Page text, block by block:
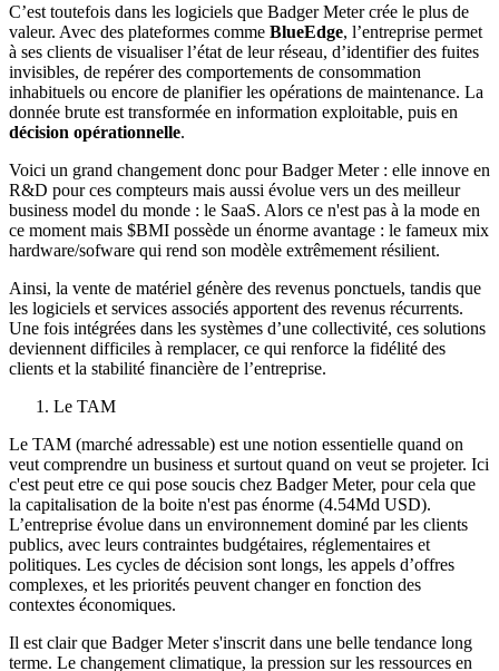
C’est toutefois dans les logiciels que Badger Meter crée le plus de
valeur. Avec des plateformes comme BlueEdge, l’entreprise permet
à ses clients de visualiser l’état de leur réseau, d’identifier des fuites
invisibles, de repérer des comportements de consommation
inhabituels ou encore de planifier les opérations de maintenance. La
donnée brute est transformée en information exploitable, puis en
décision opérationnelle.
Voici un grand changement donc pour Badger Meter : elle innove en
R&D pour ces compteurs mais aussi évolue vers un des meilleur
business model du monde : le SaaS. Alors ce n'est pas à la mode en
ce moment mais $BMI possède un énorme avantage : le fameux mix
hardware/sofware qui rend son modèle extrêmement résilient.
Ainsi, la vente de matériel génère des revenus ponctuels, tandis que
les logiciels et services associés apportent des revenus récurrents.
Une fois intégrées dans les systèmes d’une collectivité, ces solutions
deviennent difficiles à remplacer, ce qui renforce la fidélité des
clients et la stabilité financière de l’entreprise.
Le TAM
Le TAM (marché adressable) est une notion essentielle quand on
veut comprendre un business et surtout quand on veut se projeter. Ici
c'est peut etre ce qui pose soucis chez Badger Meter, pour cela que
la capitalisation de la boite n'est pas énorme (4.54Md USD).
L’entreprise évolue dans un environnement dominé par les clients
publics, avec leurs contraintes budgétaires, réglementaires et
politiques. Les cycles de décision sont longs, les appels d’offres
complexes, et les priorités peuvent changer en fonction des
contextes économiques.
Il est clair que Badger Meter s'inscrit dans une belle tendance long
terme. Le changement climatique, la pression sur les ressources en